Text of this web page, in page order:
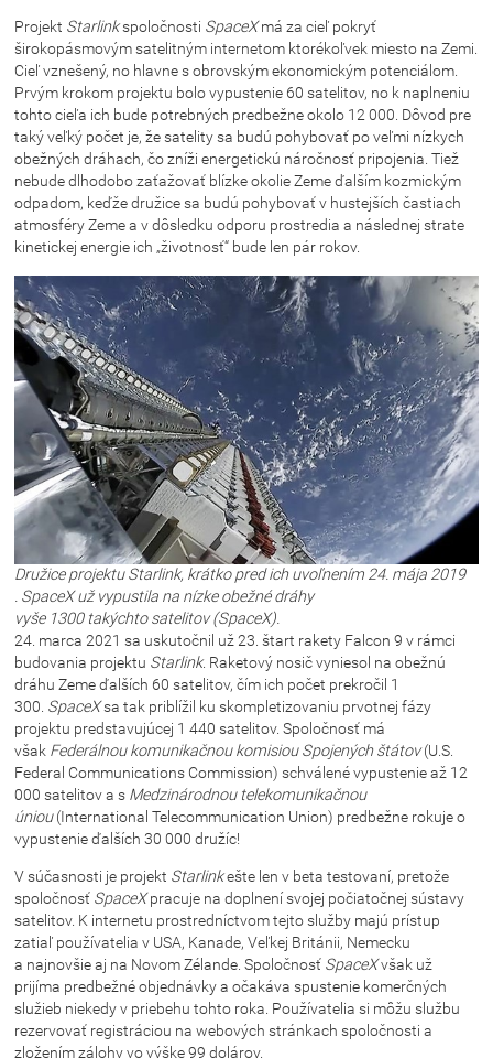
Projekt Starlinkspoločnosti SpaceXmá za cieľ pokryť
širokopásmovým satelitným internetom ktorékoľvek miesto na Zemi.
Cieľ vznešený, no hlavne s obrovským ekonomickým potenciálom.
Prvým krokom projektu bolo vypustenie 60 satelitov, no k naplneniu
tohto cieľa ich bude potrebných predbežne okolo 12 000. Dôvod pre
taký veľký počet je, že satelity sa budú pohybovať po veľmi nízkych
obežných dráhach, čo zníži energetickú náročnosť pripojenia. Tiež
nebude dlhodobo zaťažovať blízke okolie Zeme ďalším kozmickým
odpadom, keďže družice sa budú pohybovať v hustejších častiach
atmosféry Zeme a v dôsledku odporu prostredia a následnej strate
kinetickej energie ich „životnosť“ bude len pár rokov.
Družice projektuStarlink, krátko pred ich uvoľnením 24. mája 2019
. SpaceXuž vypustila na nízke obežné dráhy
vyše 1300 takýchto satelitov (SpaceX).
24. marca 2021 sa uskutočnil už 23. štart rakety Falcon 9 v rámci
budovania projektu Starlink. Raketový nosič vyniesol na obežnú
dráhu Zeme ďalších 60 satelitov, čím ich počet prekročil 1
300. SpaceXsa tak priblížil ku skompletizovaniu prvotnej fázy
projektu predstavujúcej 1 440 satelitov. Spoločnosť má
však Federálnou komunikačnou komisiou Spojených štátov(U.S.
Federal Communications Commission) schválené vypustenie až 12
000 satelitov a s Medzinárodnou telekomunikačnou
úniou(International Telecommunication Union) predbežne rokuje o
vypustenie ďalších 30 000 družíc!
V súčasnosti je projekt Starlinkešte len v beta testovaní, pretože
spoločnosť SpaceXpracuje na doplnení svojej počiatočnej sústavy
satelitov. K internetu prostredníctvom tejto služby majú prístup
zatiaľ používatelia v USA, Kanade, Veľkej Británii, Nemecku
a najnovšie aj na Novom Zélande. Spoločnosť SpaceXvšak už
prijíma predbežné objednávky a očakáva spustenie komerčných
služieb niekedy v priebehu tohto roka. Používatelia si môžu službu
rezervovať registráciou na webových stránkach spoločnosti a
zložením zálohy vo výške 99 dolárov.